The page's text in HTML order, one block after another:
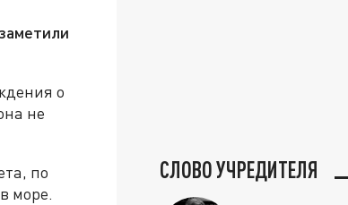
о
не
по
море.
СЛОВО УЧРЕДИТЕЛЯ